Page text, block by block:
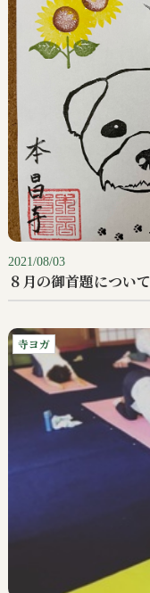
2021/08/03
８月の御首題について
寺ヨガ